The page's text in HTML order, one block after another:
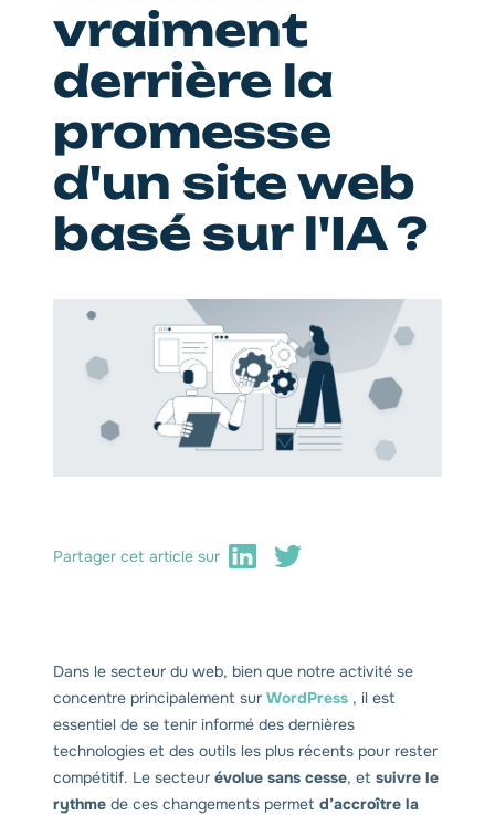
vraiment
derrière la
promesse
d'un site web
basé sur l'IA ?
Partager cet article sur
Dans le secteur du web, bien que notre activité se
concentre principalement sur WordPress , il est
essentiel de se tenir informé des dernières
technologies et des outils les plus récents pour rester
compétitif. Le secteur évolue sans cesse, et suivre le
rythme de ces changements permet d’accroître la